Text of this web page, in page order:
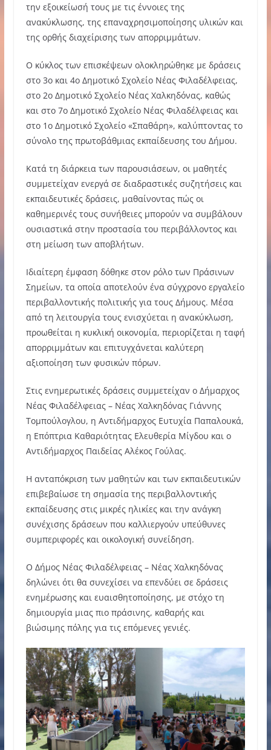
την εξοικείωσή τους με τις έννοιες της
ανακύκλωσης, της επαναχρησιμοποίησης υλικών και
της ορθής διαχείρισης των απορριμμάτων.
Ο κύκλος των επισκέψεων ολοκληρώθηκε με δράσεις
στο 3ο και 4ο Δημοτικό Σχολείο Νέας Φιλαδέλφειας,
στο 2ο Δημοτικό Σχολείο Νέας Χαλκηδόνας, καθώς
και στο 7ο Δημοτικό Σχολείο Νέας Φιλαδέλφειας και
στο 1ο Δημοτικό Σχολείο «Σπαθάρη», καλύπτοντας το
σύνολο της πρωτοβάθμιας εκπαίδευσης του Δήμου.
Κατά τη διάρκεια των παρουσιάσεων, οι μαθητές
συμμετείχαν ενεργά σε διαδραστικές συζητήσεις και
εκπαιδευτικές δράσεις, μαθαίνοντας πώς οι
καθημερινές τους συνήθειες μπορούν να συμβάλουν
ουσιαστικά στην προστασία του περιβάλλοντος και
στη μείωση των αποβλήτων.
Ιδιαίτερη έμφαση δόθηκε στον ρόλο των Πράσινων
Σημείων, τα οποία αποτελούν ένα σύγχρονο εργαλείο
περιβαλλοντικής πολιτικής για τους Δήμους. Μέσα
από τη λειτουργία τους ενισχύεται η ανακύκλωση,
προωθείται η κυκλική οικονομία, περιορίζεται η ταφή
απορριμμάτων και επιτυγχάνεται καλύτερη
αξιοποίηση των φυσικών πόρων.
Στις ενημερωτικές δράσεις συμμετείχαν ο Δήμαρχος
Νέας Φιλαδέλφειας – Νέας Χαλκηδόνας Γιάννης
Τομπούλογλου, η Αντιδήμαρχος Ευτυχία Παπαλουκά,
η Επόπτρια Καθαριότητας Ελευθερία Μίγδου και ο
Αντιδήμαρχος Παιδείας Αλέκος Γούλας.
Η ανταπόκριση των μαθητών και των εκπαιδευτικών
επιβεβαίωσε τη σημασία της περιβαλλοντικής
εκπαίδευσης στις μικρές ηλικίες και την ανάγκη
συνέχισης δράσεων που καλλιεργούν υπεύθυνες
συμπεριφορές και οικολογική συνείδηση.
Ο Δήμος Νέας Φιλαδέλφειας – Νέας Χαλκηδόνας
δηλώνει ότι θα συνεχίσει να επενδύει σε δράσεις
ενημέρωσης και ευαισθητοποίησης, με στόχο τη
δημιουργία μιας πιο πράσινης, καθαρής και
βιώσιμης πόλης για τις επόμενες γενιές.